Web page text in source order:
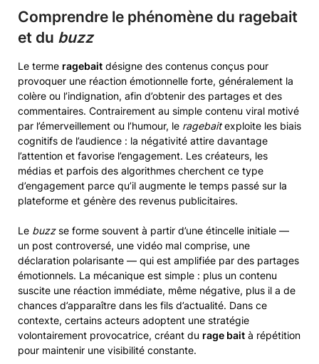
Comprendre le phénomène du ragebait
et du buzz
Le terme ragebait désigne des contenus conçus pour
provoquer une réaction émotionnelle forte, généralement la
colère ou l’indignation, afin d’obtenir des partages et des
commentaires. Contrairement au simple contenu viral motivé
par l’émerveillement ou l’humour, le ragebaitexploite les biais
cognitifs de l’audience : la négativité attire davantage
l’attention et favorise l’engagement. Les créateurs, les
médias et parfois des algorithmes cherchent ce type
d’engagement parce qu’il augmente le temps passé sur la
plateforme et génère des revenus publicitaires.
Le buzzse forme souvent à partir d’une étincelle initiale —
un post controversé, une vidéo mal comprise, une
déclaration polarisante — qui est amplifiée par des partages
émotionnels. La mécanique est simple : plus un contenu
suscite une réaction immédiate, même négative, plus il a de
chances d’apparaître dans les fils d’actualité. Dans ce
contexte, certains acteurs adoptent une stratégie
volontairement provocatrice, créant du rage bait à répétition
pour maintenir une visibilité constante.